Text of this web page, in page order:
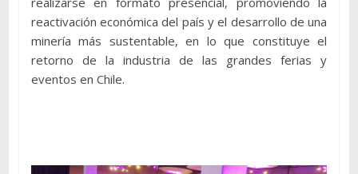
reactivación económica del país y el desarrollo de una
minería más sustentable, en lo que constituye el
retorno de la industria de las grandes ferias y
eventos en Chile.